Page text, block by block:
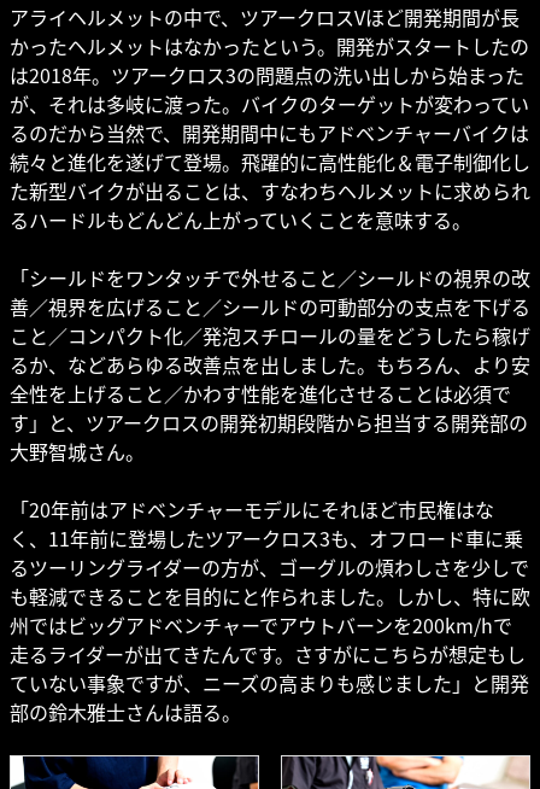
アライヘルメットの中で、ツアークロスVほど開発期間が長
かったヘルメットはなかったという。開発がスタートしたの
は2018年。ツアークロス3の問題点の洗い出しから始まった
が、それは多岐に渡った。バイクのターゲットが変わってい
るのだから当然で、開発期間中にもアドベンチャーバイクは
続々と進化を遂げて登場。飛躍的に高性能化＆電子制御化し
た新型バイクが出ることは、すなわちヘルメットに求められ
るハードルもどんどん上がっていくことを意味する。
「シールドをワンタッチで外せること／シールドの視界の改
善／視界を広げること／シールドの可動部分の支点を下げる
こと／コンパクト化／発泡スチロールの量をどうしたら稼げ
るか、などあらゆる改善点を出しました。もちろん、より安
全性を上げること／かわす性能を進化させることは必須で
す」と、ツアークロスの開発初期段階から担当する開発部の
大野智城さん。
「20年前はアドベンチャーモデルにそれほど市民権はな
く、11年前に登場したツアークロス3も、オフロード車に乗
るツーリングライダーの方が、ゴーグルの煩わしさを少しで
も軽減できることを目的にと作られました。しかし、特に欧
州ではビッグアドベンチャーでアウトバーンを200km/hで
走るライダーが出てきたんです。さすがにこちらが想定もし
ていない事象ですが、ニーズの高まりも感じました」と開発
部の鈴木雅士さんは語る。